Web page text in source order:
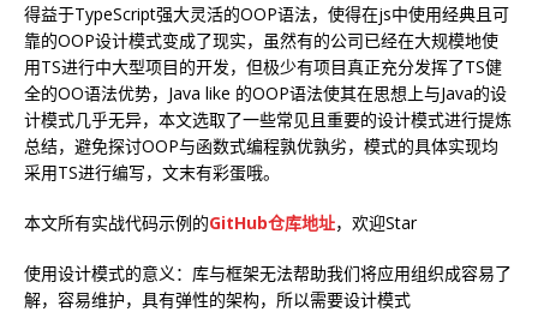
得益于TypeScript强大灵活的OOP语法，使得在js中使用经典且可
靠的OOP设计模式变成了现实，虽然有的公司已经在大规模地使
用TS进行中大型项目的开发，但极少有项目真正充分发挥了TS健
全的OO语法优势，Java like 的OOP语法使其在思想上与Java的设
计模式几乎无异，本文选取了一些常见且重要的设计模式进行提炼
总结，避免探讨OOP与函数式编程孰优孰劣，模式的具体实现均
采用TS进行编写，文末有彩蛋哦。
本文所有实战代码示例的GitHub仓库地址，欢迎Star
使用设计模式的意义：库与框架无法帮助我们将应用组织成容易了
解，容易维护，具有弹性的架构，所以需要设计模式